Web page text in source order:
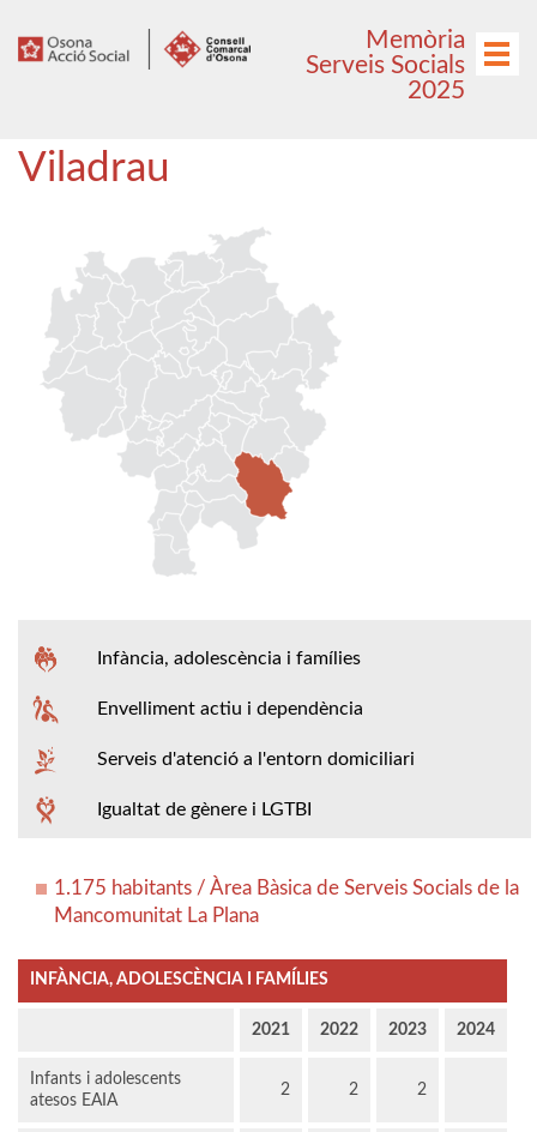
Menú
Memòria
Serveis Socials
2025
Viladrau
Infància, adolescència i famílies
Envelliment actiu i dependència
Serveis d'atenció a l'entorn domiciliari
Igualtat de gènere i LGTBI
1.175 habitants / Àrea Bàsica de Serveis Socials de la
Mancomunitat La Plana
INFÀNCIA, ADOLESCÈNCIA I FAMÍLIES
2021 2022 2023 2024
Infants i adolescents
atesos EAIA
2 2 2